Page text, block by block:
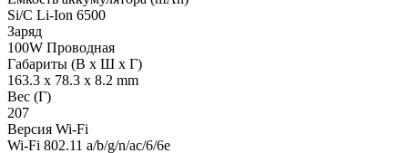
Si/C Li-Ion 6500
Заряд
100W Проводная
Габариты (В х Ш х Г)
163.3 x 78.3 x 8.2 mm
Вес (Г)
207
Версия Wi-Fi
Wi-Fi 802.11 a/b/g/n/ac/6/6e